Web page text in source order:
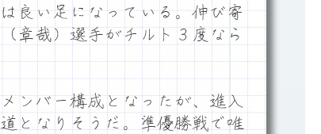
良い足になっている。伸び寄
章哉）選手がチルト３度なら
バー構成となったが、進入
となりそうだ。準優勝戦で唯